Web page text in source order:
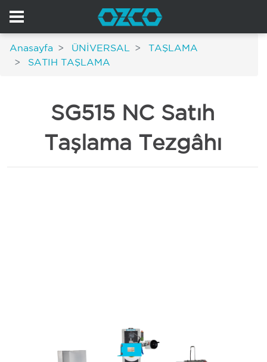
Anasayfa ÜNİVERSAL
TAŞLAMA
SATIH TAŞLAMA
SG515 NC Satıh
Taşlama Tezgâhı